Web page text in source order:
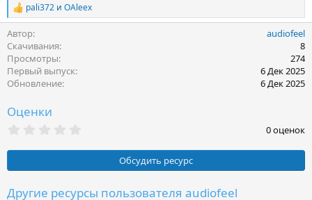
Р
е
а
к
ц
и
и
:
pali372 и OAleex
Автор
audiofeel
Скачивания
8
Просмотры
274
Первый выпуск
6 Дек 2025
Обновление
6 Дек 2025
Оценки
0
з
ё
0 оценок
Обсудить ресурс
Другие ресурсы пользователя audiofeel